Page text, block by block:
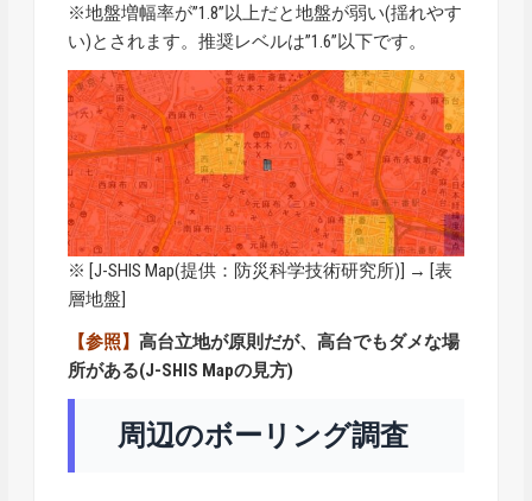
※地盤増幅率が”1.8”以上だと地盤が弱い(揺れやす
い)とされます。推奨レベルは”1.6”以下です。
※ [J-SHIS Map(提供：防災科学技術研究所)] → [表
層地盤]
【参照】高台立地が原則だが、高台でもダメな場
所がある(J-SHIS Mapの見方)
周辺のボーリング調査